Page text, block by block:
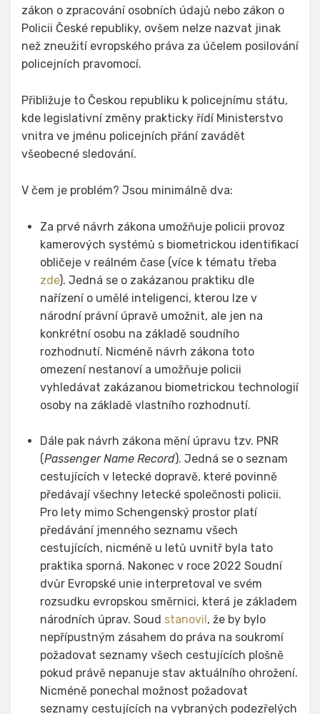
zákon o zpracování osobních údajů nebo zákon o
Policii České republiky, ovšem nelze nazvat jinak
než zneužití evropského práva za účelem posilování
policejních pravomocí.
Přibližuje to Českou republiku k policejnímu státu,
kde legislativní změny prakticky řídí Ministerstvo
vnitra ve jménu policejních přání zavádět
všeobecné sledování.
V čem je problém? Jsou minimálně dva:
Za prvé návrh zákona umožňuje policii provoz
kamerových systémů s biometrickou identifikací
obličeje v reálném čase (více k tématu třeba
zde). Jedná se o zakázanou praktiku dle
nařízení o umělé inteligenci, kterou lze v
národní právní úpravě umožnit, ale jen na
konkrétní osobu na základě soudního
rozhodnutí. Nicméně návrh zákona toto
omezení nestanoví a umožňuje policii
vyhledávat zakázanou biometrickou technologií
osoby na základě vlastního rozhodnutí.
Dále pak návrh zákona mění úpravu tzv. PNR
(Passenger Name Record). Jedná se o seznam
cestujících v letecké dopravě, které povinně
předávají všechny letecké společnosti policii.
Pro lety mimo Schengenský prostor platí
předávání jmenného seznamu všech
cestujících, nicméně u letů uvnitř byla tato
praktika sporná. Nakonec v roce 2022 Soudní
dvůr Evropské unie interpretoval ve svém
rozsudku evropskou směrnici, která je základem
národních úprav. Soud stanovil, že by bylo
nepřípustným zásahem do práva na soukromí
požadovat seznamy všech cestujících plošně
pokud právě nepanuje stav aktuálního ohrožení.
Nicméně ponechal možnost požadovat
seznamy cestujících na vybraných podezřelých